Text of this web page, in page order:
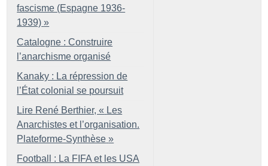
fascisme (Espagne 1936-
1939) »
Catalogne : Construire
l’anarchisme organisé
Kanaky : La répression de
l’État colonial se poursuit
Lire René Berthier, « Les
Anarchistes et l’organisation.
Plateforme-Synthèse »
Football : La FIFA et les USA